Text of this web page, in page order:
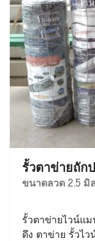
รั้วตาข่ายถัก
ขนาดลวด 2.5 มิล
รั้วตาข่ายไวน์แม
ดึง ตาข่าย รั้วไ